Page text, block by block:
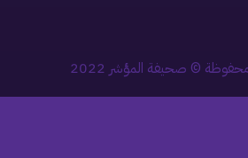
© صحيفة المؤشر 2022